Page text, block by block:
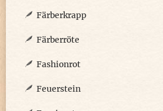
Färberkrapp
Färberröte
Fashionrot
Feuerstein